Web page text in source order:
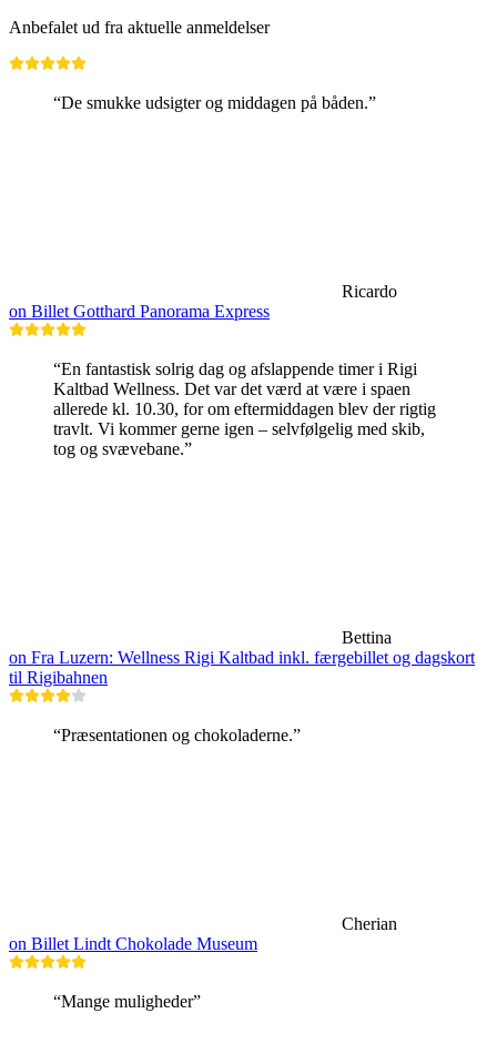
Anbefalet ud fra aktuelle anmeldelser
“De smukke udsigter og middagen på båden.”
Ricardo
on Billet Gotthard Panorama Express
“En fantastisk solrig dag og afslappende timer i Rigi
Kaltbad Wellness. Det var det værd at være i spaen
allerede kl. 10.30, for om eftermiddagen blev der rigtig
travlt. Vi kommer gerne igen – selvfølgelig med skib,
tog og svævebane.”
Bettina
on Fra Luzern: Wellness Rigi Kaltbad inkl. færgebillet og dagskort
til Rigibahnen
“Præsentationen og chokoladerne.”
Cherian
on Billet Lindt Chokolade Museum
“Mange muligheder”